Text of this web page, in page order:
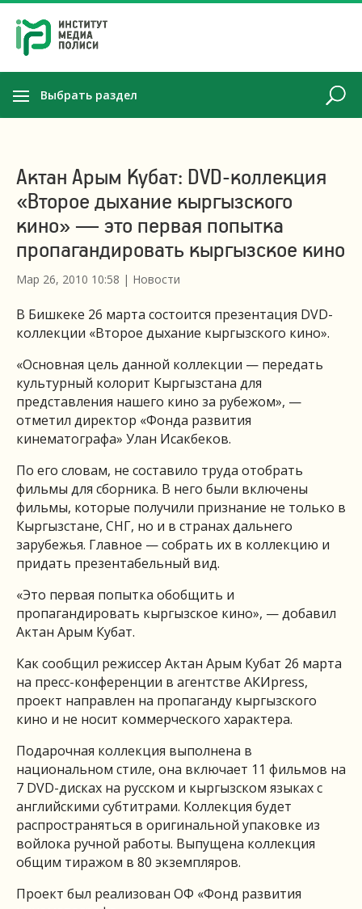
Выбрать раздел
Актан Арым Кубат: DVD-коллекция
«Второе дыхание кыргызского
кино» — это первая попытка
пропагандировать кыргызское кино
Мар 26, 2010 10:58 | Новости
В Бишкеке 26 марта состоится презентация DVD-
коллекции «Второе дыхание кыргызского кино».
«Основная цель данной коллекции — передать
культурный колорит Кыргызстана для
представления нашего кино за рубежом», —
отметил директор «Фонда развития
кинематографа» Улан Исакбеков.
По его словам, не составило труда отобрать
фильмы для сборника. В него были включены
фильмы, которые получили признание не только в
Кыргызстане, СНГ, но и в странах дальнего
зарубежья. Главное — собрать их в коллекцию и
придать презентабельный вид.
«Это первая попытка обобщить и
пропагандировать кыргызское кино», — добавил
Актан Арым Кубат.
Как сообщил режиссер Актан Арым Кубат 26 марта
на пресс-конференции в агентстве АКИpress,
проект направлен на пропаганду кыргызского
кино и не носит коммерческого характера.
Подарочная коллекция выполнена в
национальном стиле, она включает 11 фильмов на
7 DVD-дисках на русском и кыргызском языках с
английскими субтитрами. Коллекция будет
распространяться в оригинальной упаковке из
войлока ручной работы. Выпущена коллекция
общим тиражом в 80 экземпляров.
Проект был реализован ОФ «Фонд развития